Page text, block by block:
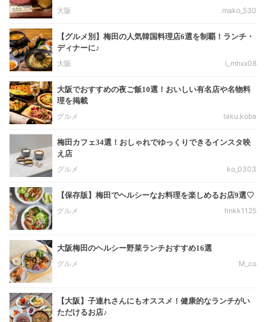
大阪
mako_530
【グルメ別】梅田の人気韓国料理店6選を制覇！ランチ・
ディナーに♪
大阪
i_mhxx08
大阪でおすすめの夜ご飯10選！おいしい有名店や名物料
理を掲載
グルメ
taku.koba
梅田カフェ34選！おしゃれでゆっくりできるインスタ映
え店
グルメ
ko_0303
【保存版】梅田でヘルシーなお料理を楽しめるお店9選♡
グルメ
hnkk1125
大阪梅田のヘルシー野菜ランチおすすめ16選
グルメ
M_co
【大阪】子連れさんにもオススメ！健康的なランチがい
ただけるお店♪